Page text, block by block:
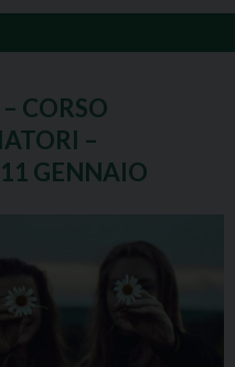
CORSO
–
GENNAIO